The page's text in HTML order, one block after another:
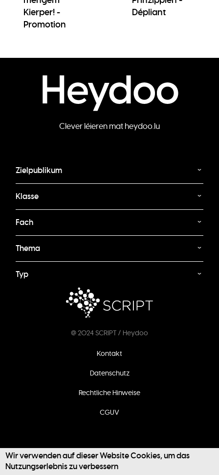
Kierper! -
Promotion
Dépliant
Clever léieren mat heydoo.lu
Zielpublikum
Klasse
Fach
Thema
Typ
@ 2024 SCRIPT / Heydoo
Kontakt
Datenschutz
Rechtliche Hinweise
CGUV
Wir verwenden auf dieser Website Cookies, um das
Nutzungserlebnis zu verbessern